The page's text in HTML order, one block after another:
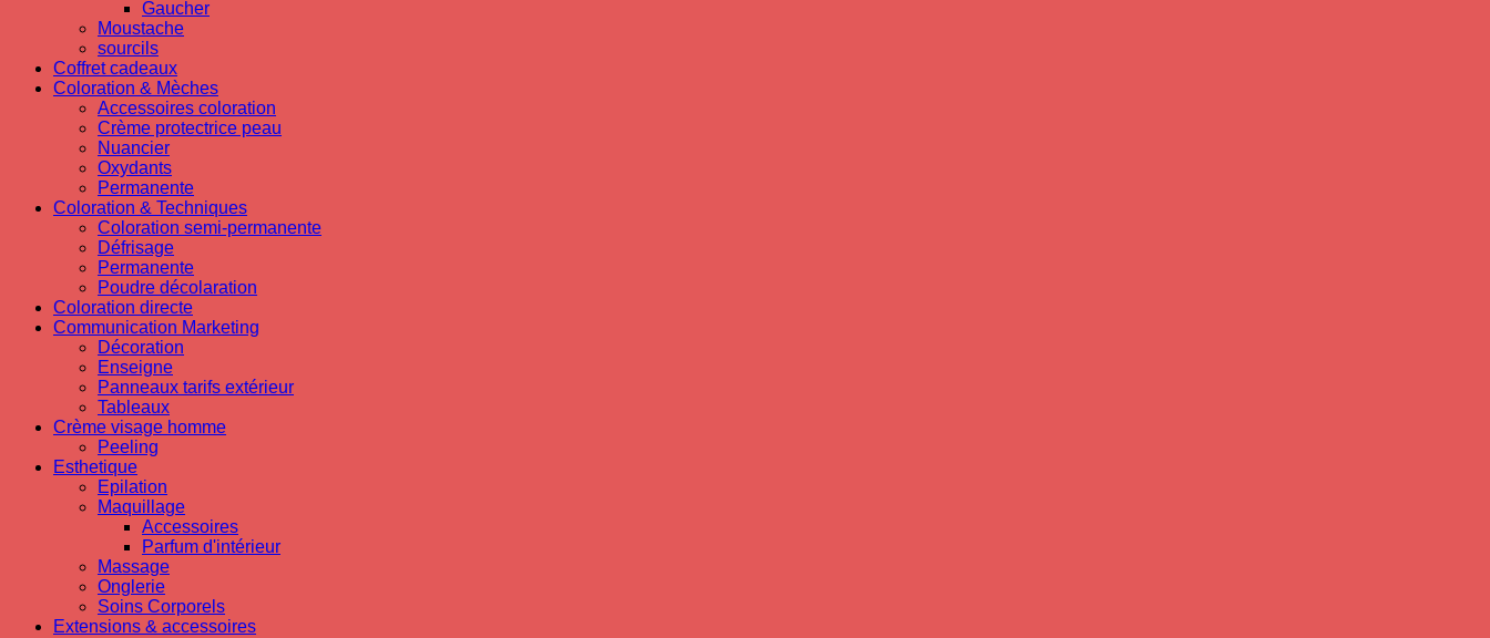
Gaucher
Moustache
sourcils
Coffret cadeaux
Coloration & Mèches
Accessoires coloration
Crème protectrice peau
Nuancier
Oxydants
Permanente
Coloration & Techniques
Coloration semi-permanente
Défrisage
Permanente
Poudre décolaration
Coloration directe
Communication Marketing
Décoration
Enseigne
Panneaux tarifs extérieur
Tableaux
Crème visage homme
Peeling
Esthetique
Epilation
Maquillage
Accessoires
Parfum d'intérieur
Massage
Onglerie
Soins Corporels
Extensions & accessoires